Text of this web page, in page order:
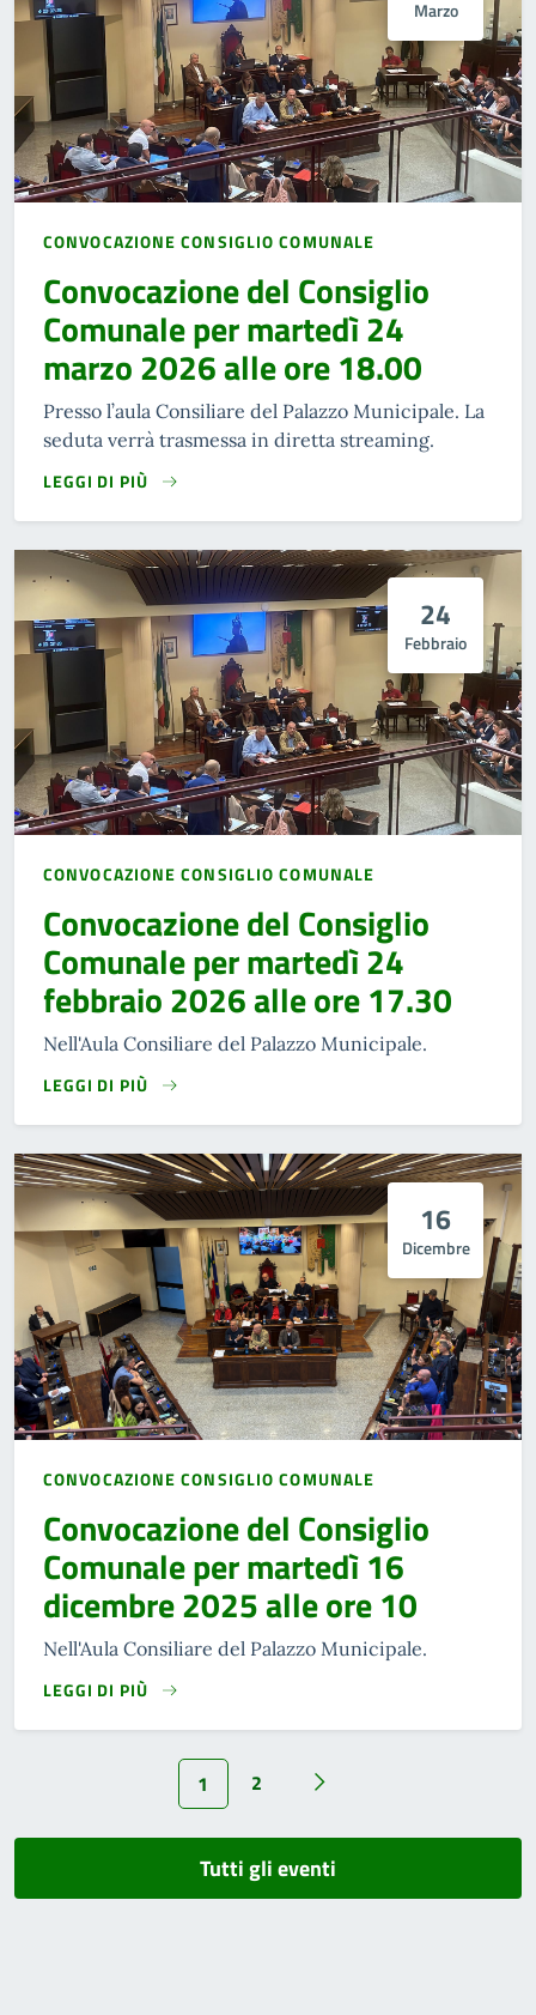
Marzo
CONVOCAZIONE CONSIGLIO COMUNALE
Convocazione del Consiglio
Comunale per martedì 24
marzo 2026 alle ore 18.00
Presso l’aula Consiliare del Palazzo Municipale. La
seduta verrà trasmessa in diretta streaming.
LEGGI DI PIÙ
24
Febbraio
CONVOCAZIONE CONSIGLIO COMUNALE
Convocazione del Consiglio
Comunale per martedì 24
febbraio 2026 alle ore 17.30
Nell'Aula Consiliare del Palazzo Municipale.
LEGGI DI PIÙ
16
Dicembre
CONVOCAZIONE CONSIGLIO COMUNALE
Convocazione del Consiglio
Comunale per martedì 16
dicembre 2025 alle ore 10
Nell'Aula Consiliare del Palazzo Municipale.
LEGGI DI PIÙ
1 2
Tutti gli eventi